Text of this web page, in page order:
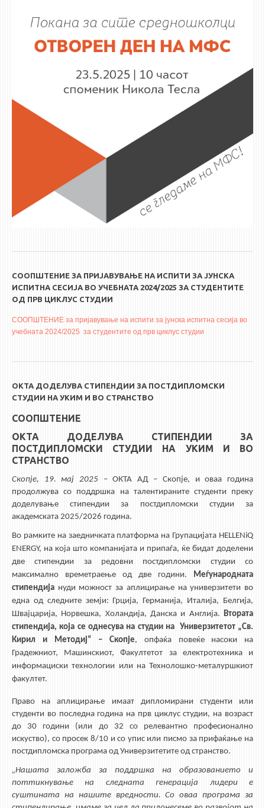
СООПШТЕНИЕ ЗА ПРИЈАВУВАЊЕ НА ИСПИТИ ЗА ЈУНСКА
ИСПИТНА СЕСИЈА ВО УЧЕБНАТА 2024/2025 ЗА СТУДЕНТИТЕ
ОД ПРВ ЦИКЛУС СТУДИИ
СООПШТЕНИЕ за пријавување на испити за јунска испитна сесија во
учебната 2024/2025 за студентите од прв циклус студии
ОКТА ДОДЕЛУВА СТИПЕНДИИ ЗА ПОСТДИПЛОМСКИ
СТУДИИ НА УКИМ И ВО СТРАНСТВО
СООПШТЕНИЕ
ОКТА ДОДЕЛУВА СТИПЕНДИИ ЗА
ПОСТДИПЛОМСКИ СТУДИИ НА УКИМ И ВО
СТРАНСТВО
Скопје, 19. мај 2025– ОКТА АД – Скопје, и оваа година
продолжува со поддршка на талентираните студенти преку
доделување стипендии за постдипломски студии за
академската 2025/2026 година.
Во рамките на заедничката платформа на Групацијата HELLENiQ
ENERGY, на која што компанијата и припаѓа, ќе бидат доделени
две стипендии за редовни постдипломски студии со
максимално времетраење од две години. Меѓународната
стипендија нуди можност за аплицирање на универзитети во
една од следните земји: Грција, Германија, Италија, Белгија,
Швајцарија, Норвешка, Холандија, Данска и Англија. Втората
стипендија, која се однесува на студии на Универзитетот „Св.
Кирил и Методиј“ – Скопје, опфаќа повеќе насоки на
Градежниот, Машинскиот, Факултетот за електротехника и
информациски технологии или на Технолошко-металуршкиот
факултет.
Право на аплицирање имаат дипломирани студенти или
студенти во последна година на прв циклус студии, на возраст
до 30 години (или до 32 со релевантно професионално
искуство), со просек 8/10 и со упис или писмо за прифаќање на
постдипломска програма од Универзитетите од странство.
„Нашата заложба за поддршка на образованието и
поттикнување на следната генерација лидери е
суштината на нашите вредности. Со оваа програма за